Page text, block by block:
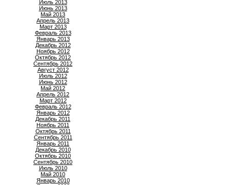
Июль 2013
Июнь 2013
Май 2013
Апрель 2013
Март 2013
Февраль 2013
Январь 2013
Декабрь 2012
Ноябрь 2012
Октябрь 2012
Сентябрь 2012
Август 2012
Июль 2012
Июнь 2012
Май 2012
Апрель 2012
Март 2012
Февраль 2012
Январь 2012
Декабрь 2011
Ноябрь 2011
Октябрь 2011
Сентябрь 2011
Январь 2011
Декабрь 2010
Октябрь 2010
Сентябрь 2010
Июль 2010
Май 2010
Январь 2010